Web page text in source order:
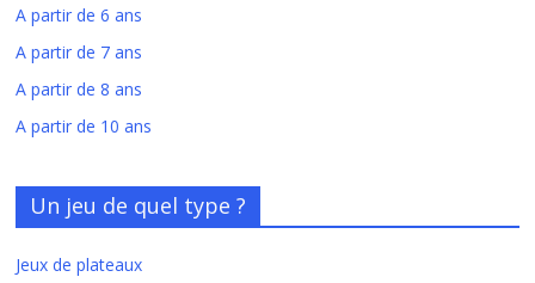
A partir de 6 ans
A partir de 7 ans
A partir de 8 ans
A partir de 10 ans
Un jeu de quel type ?
Jeux de plateaux